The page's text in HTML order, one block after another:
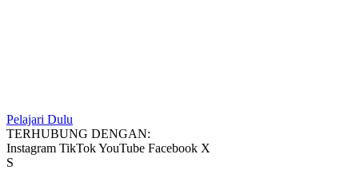
Pelajari Dulu
TERHUBUNG DENGAN:
Instagram TikTokYouTube Facebook X
S